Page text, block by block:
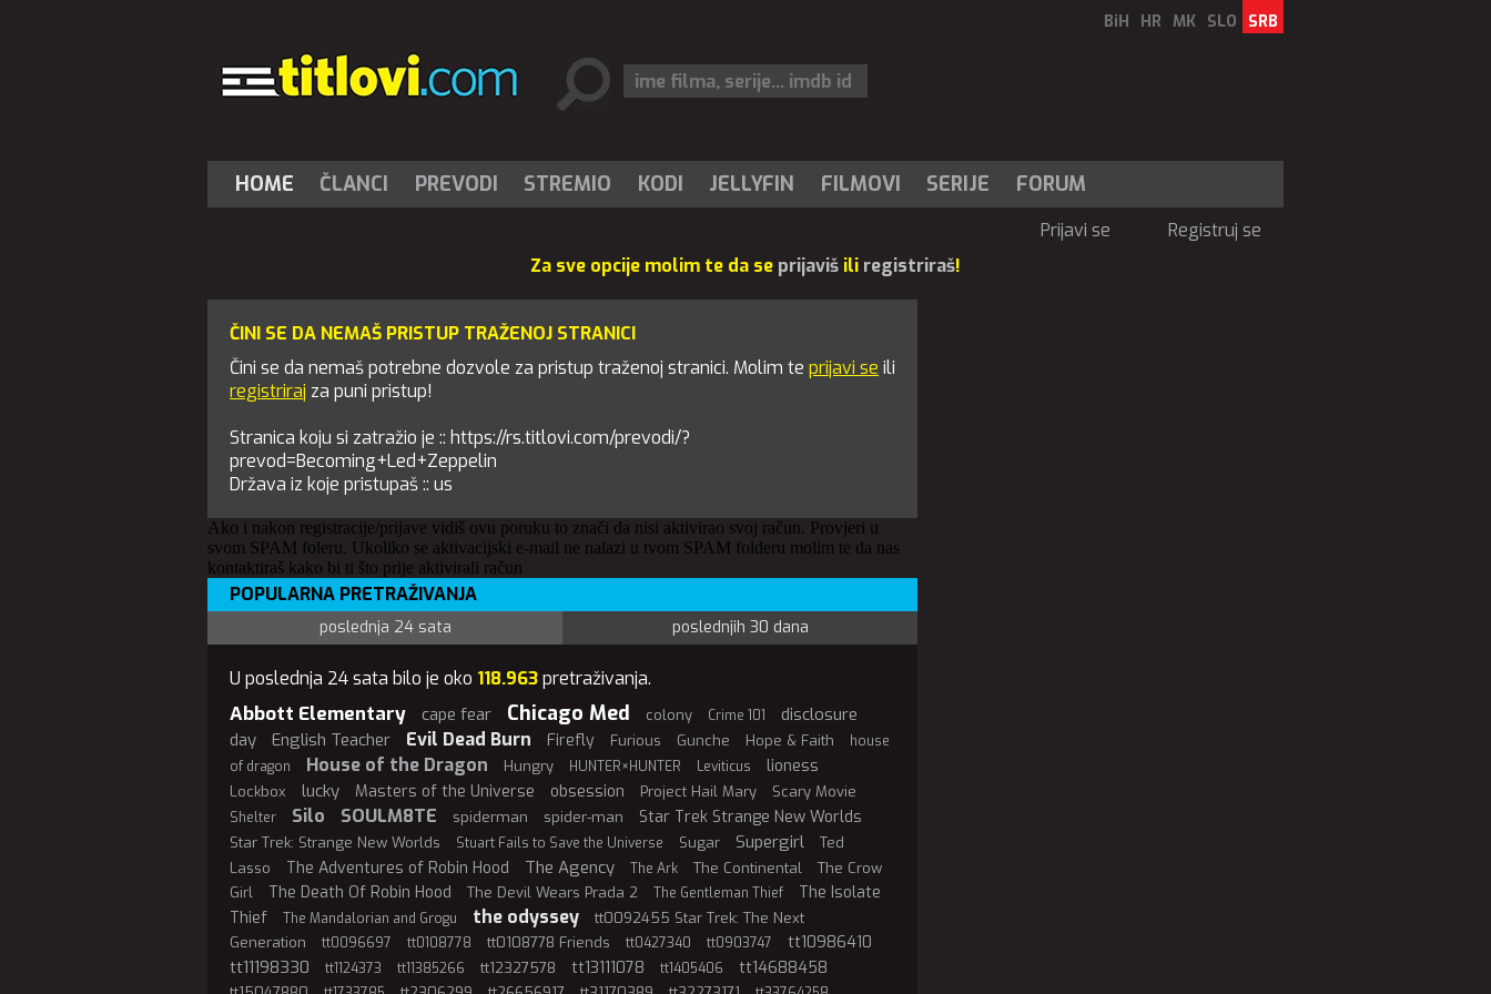
BiH HR MK SLO SRB
HOME ČLANCI PREVODI STREMIO KODI JELLYFIN FILMOVI SERIJE FORUM
Prijavi se
Registruj se
Za sve opcije molim te da se prijaviš ili registriraš!
ČINI SE DA NEMAŠ PRISTUP TRAŽENOJ STRANICI
Čini se da nemaš potrebne dozvole za pristup traženoj stranici. Molim te prijavi se ili
registriraj za puni pristup!
Stranica koju si zatražio je :: https://rs.titlovi.com/prevodi/?
prevod=Becoming+Led+Zeppelin
Država iz koje pristupaš :: us
Ako i nakon registracije/prijave vidiš ovu poruku to znači da nisi aktivirao svoj račun. Provjeri u
svom SPAM foleru. Ukoliko se aktivacijski e-mail ne nalazi u tvom SPAM folderu molim te da nas
kontaktiraš kako bi ti što prije aktivirali račun
POPULARNA PRETRAŽIVANJA
poslednja 24 sata poslednjih 30 dana
U poslednja 24 sata bilo je oko 118.963pretraživanja.
Abbott Elementary cape fear Chicago Med colony Crime 101
disclosure
day
English Teacher Evil Dead Burn Firefly Furious Gunche Hope & Faith
house
of dragon
House of the Dragon Hungry HUNTER×HUNTER Leviticus lioness
Lockbox lucky Masters of the Universe obsession Project Hail Mary Scary Movie
Shelter Silo SOULM8TE spiderman spider-man Star Trek Strange New Worlds
Star Trek: Strange New Worlds Stuart Fails to Save the Universe Sugar Supergirl
Ted
Lasso
The Adventures of Robin Hood The Agency The Ark The Continental
The Crow
Girl
The Death Of Robin Hood The Devil Wears Prada 2 The Gentleman Thief
The Isolate
Thief
The Mandalorian and Grogu the odyssey
tt0092455 Star Trek: The Next
Generation
tt0096697 tt0108778 tt0108778 Friends tt0427340 tt0903747 tt10986410
tt11198330 tt1124373 tt11385266 tt12327578 tt13111078 tt1405406 tt14688458